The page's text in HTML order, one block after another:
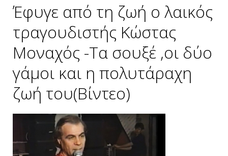
Έφυγε από τη ζωή ο λαικός
τραγουδιστής Κώστας
Μοναχός -Τα σουξέ ,οι δύο
γάμοι και η πολυτάραχη
ζωή του(Βίντεο)